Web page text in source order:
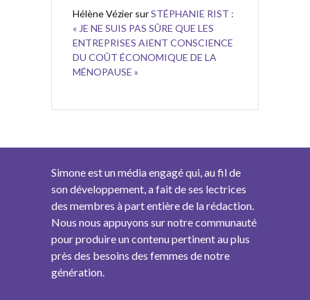
Hélène Vézier surSTÉPHANIE RIST :
« JE NE SUIS PAS SÛRE QUE LES
ENTREPRISES AIENT CONSCIENCE
DU COÛT ÉCONOMIQUE DE LA
MÉNOPAUSE »
Simone est un média engagé qui, au fil de
son développement, a fait de ses lectrices
des membres à part entière de la rédaction.
Nous nous appuyons sur notre communauté
pour produire un contenu pertinent au plus
près des besoins des femmes de notre
génération.